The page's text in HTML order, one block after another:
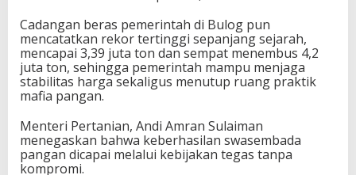
Cadangan beras pemerintah di Bulog pun
mencatatkan rekor tertinggi sepanjang sejarah,
mencapai 3,39 juta ton dan sempat menembus 4,2
juta ton, sehingga pemerintah mampu menjaga
stabilitas harga sekaligus menutup ruang praktik
mafia pangan.
Menteri Pertanian, Andi Amran Sulaiman
menegaskan bahwa keberhasilan swasembada
pangan dicapai melalui kebijakan tegas tanpa
kompromi.